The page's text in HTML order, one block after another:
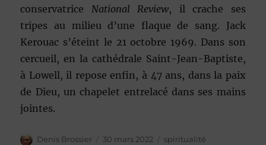
conservatrice National Review, il crache ses
tripes au milieu d’une flaque de sang. Jack
Kerouac s’éteint le 21 octobre 1969. Dans son
cercueil, en la cathédrale Saint-Jean-Baptiste,
à Lowell, il repose enfin, à 47 ans, dans la paix
de Dieu, un chapelet entrelacé dans ses mains
jointes.
Auteur
Denis Brossier
Publié
30 mars 2022 Catégories
spiritualité